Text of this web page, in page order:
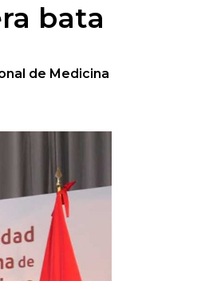
bata
de Medicina